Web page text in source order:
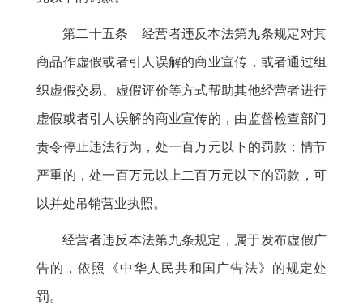
第二十五条 经营者违反本法第九条规定对其
商品作虚假或者引人误解的商业宣传 ， 或者通过组
织虚假交易、虚假评价等方式帮助其他经营者进行
虚假或者引人误解的商业宣传的，由监督检查部门
责令停止违法行为 ， 处一百万元以下的罚款；情节
严重的 ，处一百万元以上二百万元以下的罚款，可
以并处吊销营业执照 。
经营者违反本法第九条规定 ， 属于发布虚假广
告的，依照《中华人民共和国广告法》的规定处
罚。